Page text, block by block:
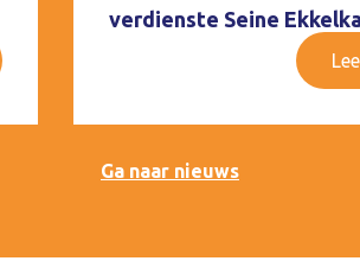
verdienste Seine
Ga naar nieuws